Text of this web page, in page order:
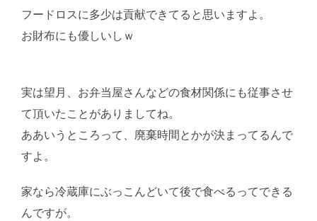
フードロスに多少は貢献できてると思いますよ。
お財布にも優しいしｗ
実は望月、お弁当屋さんなどの食材関係にも従事させ
て頂いたことがありましてね。
ああいうところって、廃棄時間とかが決まってるんで
すよ。
家なら冷蔵庫にぶっこんどいて後で食べるってできる
んですが。